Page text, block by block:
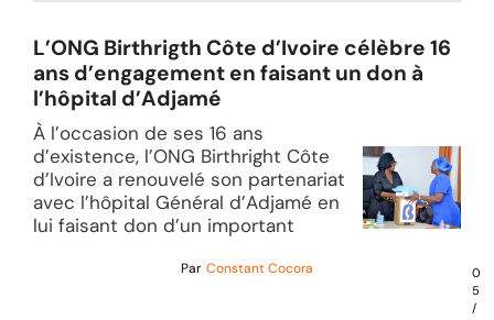
L’ONG Birthrigth Côte d’Ivoire célèbre 16
ans d’engagement en faisant un don à
l’hôpital d’Adjamé
À l’occasion de ses 16 ans
d’existence, l’ONG Birthright Côte
d’Ivoire a renouvelé son partenariat
avec l’hôpital Général d’Adjamé en
lui faisant don d’un important
Par Constant Cocora
0
5
/